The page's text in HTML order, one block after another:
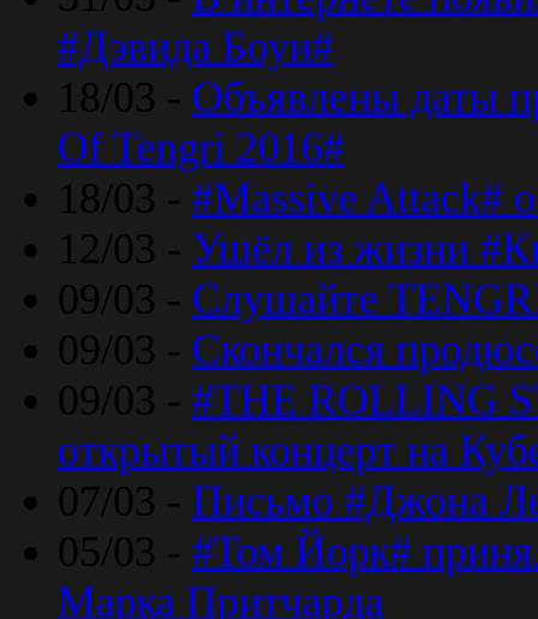
#Дэвида Боуи#
18/03 - Объявлены даты
Of Tengri 2016#
18/03 - #Massive Attack#
12/03 - Ушёл из жизни
09/03 - Слушайте
09/03 - Скончался
09/03 - #THE ROLLING
открытый концерт на
07/03 - Письмо #Джона
05/03 - #Том Йорк#
Марка Притчарда